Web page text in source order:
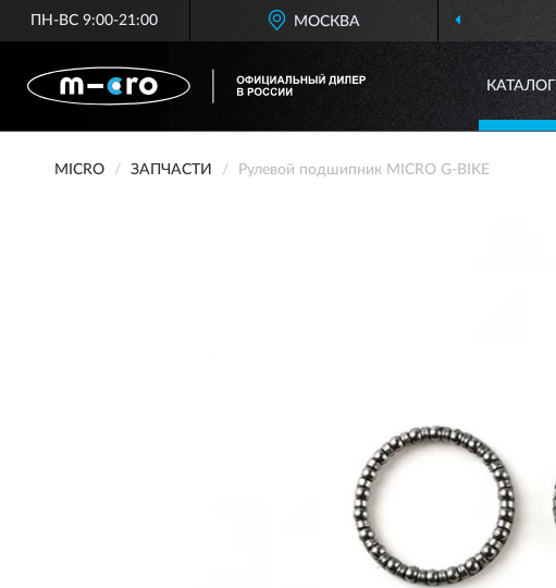
ПН-ВС 9:00-21:00 МОСКВА
ОФИЦИАЛЬНЫЙ ДИЛЕР MICRO В РОССИИ
КАТАЛОГ
MICRO ЗАПЧАСТИ Рулевой подшипник MICRO G-BIKE